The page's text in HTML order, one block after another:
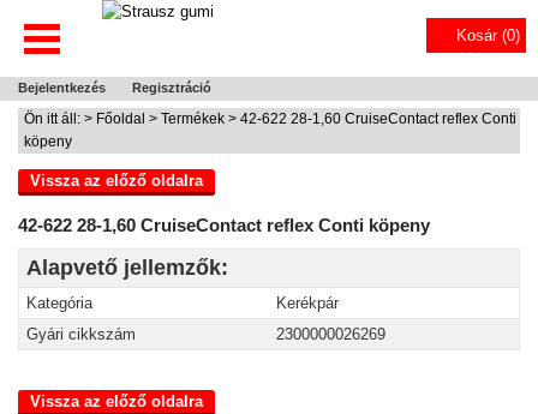
Kosár (0)
Bejelentkezés Regisztráció
Ön itt áll: > Főoldal > Termékek > 42-622 28-1,60 CruiseContact reflex Conti
köpeny
Vissza az előző oldalra
42-622 28-1,60 CruiseContact reflex Conti köpeny
Alapvető jellemzők:
Kategória
Kerékpár
Gyári cikkszám
2300000026269
Vissza az előző oldalra